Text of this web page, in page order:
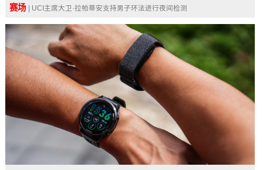
赛场 | UCI主席大卫·拉帕蒂安支持男子环法进行夜间检测